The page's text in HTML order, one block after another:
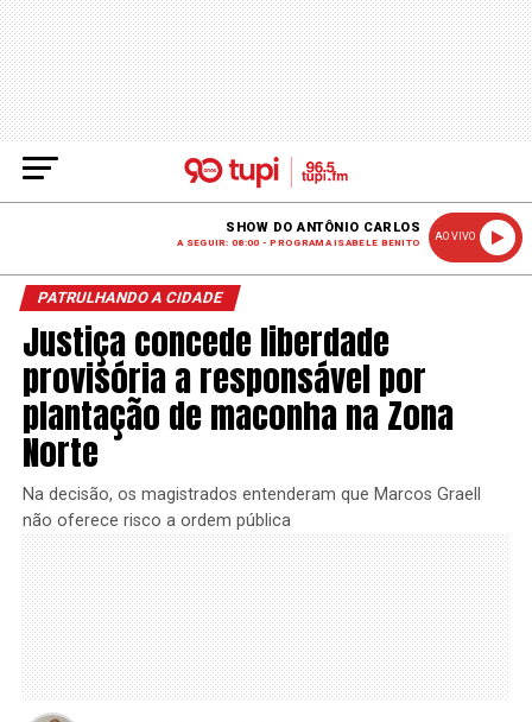
SHOW DO ANTÔNIO CARLOS
A SEGUIR: 08:00 - PROGRAMA ISABELE BENITO
AO VIVO
PATRULHANDO A CIDADE
Justiça concede liberdade
provisória a responsável por
plantação de maconha na Zona
Norte
Na decisão, os magistrados entenderam que Marcos Graell
não oferece risco a ordem pública